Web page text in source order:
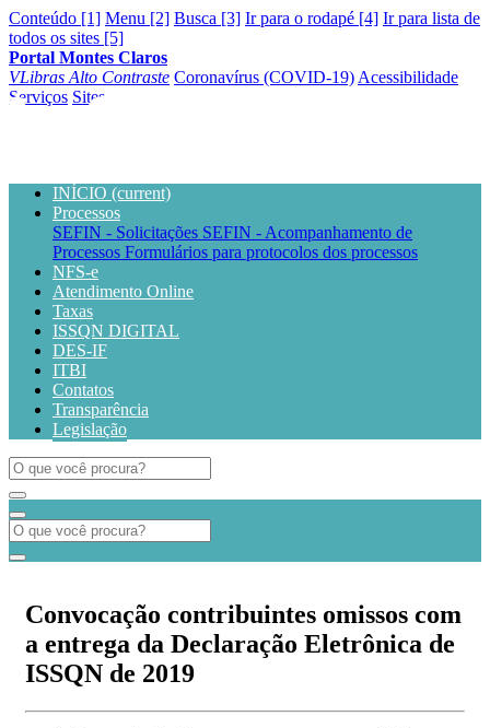
Conteúdo [1] Menu [2] Busca [3] Ir para o rodapé [4] Ir para lista de
todos os sites [5]
Portal Montes Claros
VLibras Alto Contraste Coronavírus (COVID-19) Acessibilidade
Serviços Sites
INÍCIO (current)
Processos
SEFIN - Solicitações SEFIN - Acompanhamento de
Processos Formulários para protocolos dos processos
NFS-e
Atendimento Online
Taxas
ISSQN DIGITAL
DES-IF
ITBI
Contatos
Transparência
Legislação
Convocação contribuintes omissos com
a entrega da Declaração Eletrônica de
ISSQN de 2019